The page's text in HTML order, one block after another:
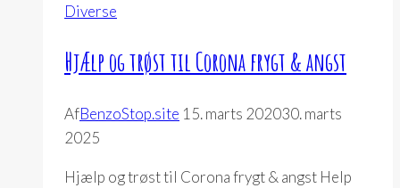
Diverse
Hjælp og trøst til Corona frygt & angst
AfBenzoStop.site 15. marts 202030. marts
2025
Hjælp og trøst til Corona frygt & angst Help